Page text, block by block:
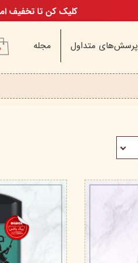
ایپک
آتوپیا
پنکاف
دلفین
پرسش‌های متداول مجله
کلیک کن تا تخفیف